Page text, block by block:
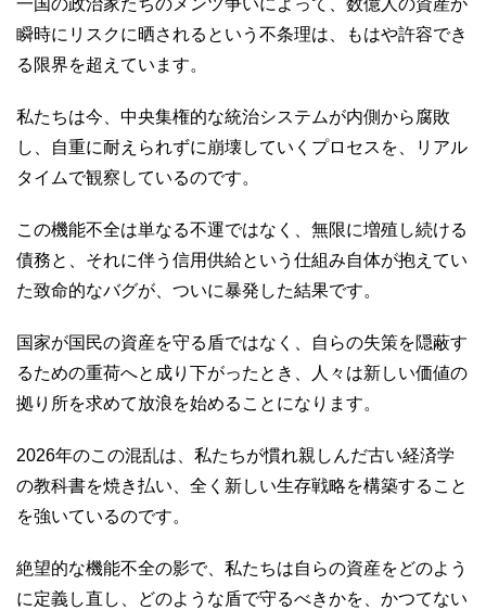
一国の政治家たちのメンツ争いによって、数億人の資産が
瞬時にリスクに晒されるという不条理は、もはや許容でき
る限界を超えています。
私たちは今、中央集権的な統治システムが内側から腐敗
し、自重に耐えられずに崩壊していくプロセスを、リアル
タイムで観察しているのです。
この機能不全は単なる不運ではなく、無限に増殖し続ける
債務と、それに伴う信用供給という仕組み自体が抱えてい
た致命的なバグが、ついに暴発した結果です。
国家が国民の資産を守る盾ではなく、自らの失策を隠蔽す
るための重荷へと成り下がったとき、人々は新しい価値の
拠り所を求めて放浪を始めることになります。
2026年のこの混乱は、私たちが慣れ親しんだ古い経済学
の教科書を焼き払い、全く新しい生存戦略を構築すること
を強いているのです。
絶望的な機能不全の影で、私たちは自らの資産をどのよう
に定義し直し、どのような盾で守るべきかを、かつてない